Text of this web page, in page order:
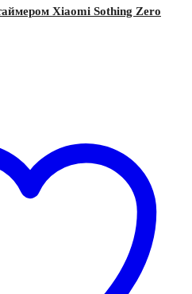
Xiaomi Sothing Zero